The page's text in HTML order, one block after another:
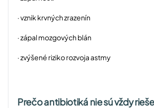
· vznik krvných zrazenín
· zápal mozgových blán
· zvýšené riziko rozvoja astmy
Prečo antibiotiká nie sú vždy